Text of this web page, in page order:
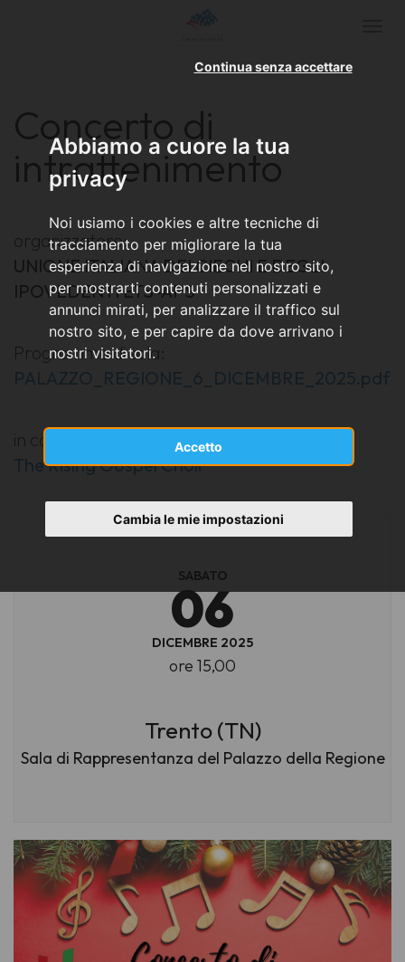
Abbiamo a cuore la tua
privacy
Noi usiamo i cookies e altre tecniche di
tracciamento per migliorare la tua
esperienza di navigazione nel nostro sito,
per mostrarti contenuti personalizzati e
annunci mirati, per analizzare il traffico sul
nostro sito, e per capire da dove arrivano i
nostri visitatori.
Accetto
Continua senza accettare
Cambia le mie impostazioni
Concerto di
intrattenimento
organizzatore:
UNIONE ITALIANA DEI CIECHI E DEGLI
IPOVEDENTI ETS-APS
Programma di sala:
PALAZZO_REGIONE_6_DICEMBRE_2025.pdf
in collaborazione con:
The Rising Gospel Choir
SABATO
06
DICEMBRE 2025
ore 15,00
Trento (TN)
Sala di Rappresentanza del Palazzo della Regione